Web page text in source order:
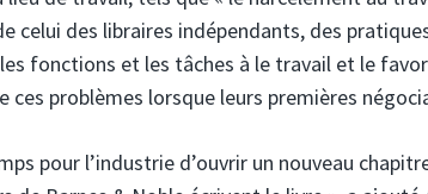
celui des libraires indépendants, des
fonctions et les tâches à le travail et le
ces problèmes lorsque leurs premières
pour l’industrie d’ouvrir un nouveau